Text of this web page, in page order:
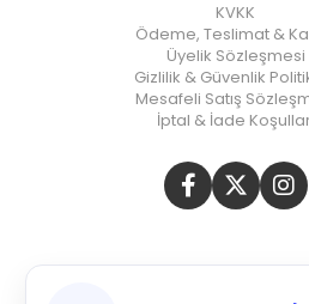
KVKK
Ödeme, Teslimat &
Üyelik Sözleşmesi
Gizlilik & Güvenlik
Mesafeli Satış
İptal & İade